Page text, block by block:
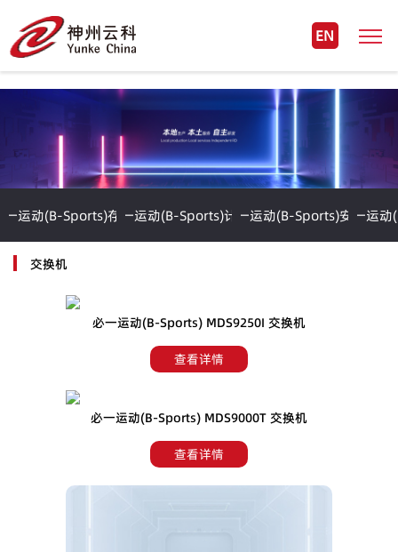
EN
一运动(B-Sports)存储必一运动(B-Sports)计算必一运动(B-Sports)安全必一运动
交换机
必一运动(B-Sports) MDS9250I 交换机
查看详情
必一运动(B-Sports) MDS9000T 交换机
查看详情